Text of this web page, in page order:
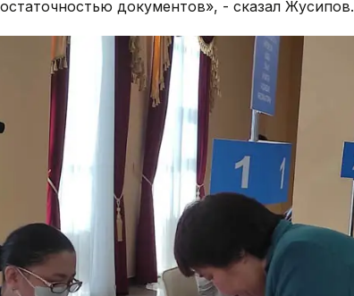
документов», - сказал Жусипов.